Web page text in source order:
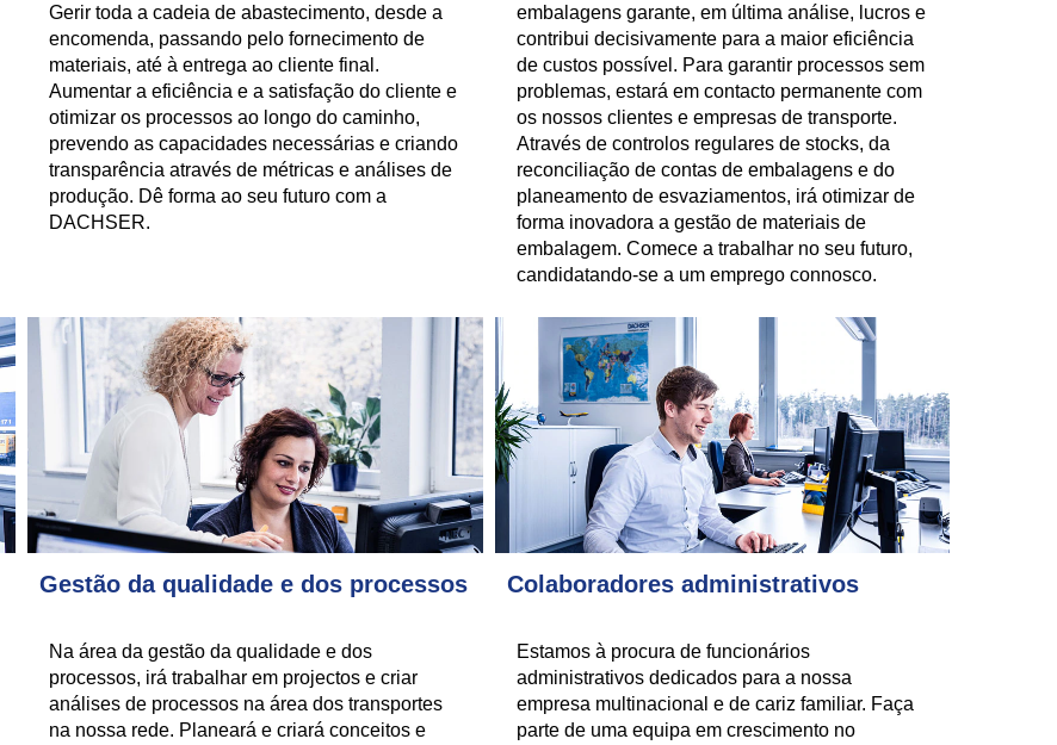
Gerir toda a cadeia de abastecimento, desde a
encomenda, passando pelo fornecimento de
materiais, até à entrega ao cliente final.
Aumentar a eficiência e a satisfação do cliente e
otimizar os processos ao longo do caminho,
prevendo as capacidades necessárias e criando
transparência através de métricas e análises de
produção. Dê forma ao seu futuro com a
DACHSER.
embalagens garante, em última análise, lucros e
contribui decisivamente para a maior eficiência
de custos possível. Para garantir processos sem
problemas, estará em contacto permanente com
os nossos clientes e empresas de transporte.
Através de controlos regulares de stocks, da
reconciliação de contas de embalagens e do
planeamento de esvaziamentos, irá otimizar de
forma inovadora a gestão de materiais de
embalagem. Comece a trabalhar no seu futuro,
candidatando-se a um emprego connosco.
Gestão da qualidade e dos processos
Na área da gestão da qualidade e dos
processos, irá trabalhar em projectos e criar
análises de processos na área dos transportes
na nossa rede. Planeará e criará conceitos e
Colaboradores administrativos
Estamos à procura de funcionários
administrativos dedicados para a nossa
empresa multinacional e de cariz familiar. Faça
parte de uma equipa em crescimento no